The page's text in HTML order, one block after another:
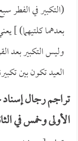
(التكبير في الفطر
بعدهما كلتيهما) ]
وليس التكبير بعد
العيد تكون بين
تراجم رجال
الأولى وخمس في